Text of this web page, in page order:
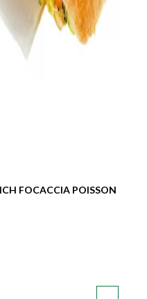
FOCACCIA POISSON